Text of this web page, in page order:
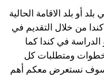
أو بلد الاقامة الحالية
من خلال التقديم في
الدراسة في كندا كما
خطوات ومتطلبات كل
سوف نستعرض معكم أهم